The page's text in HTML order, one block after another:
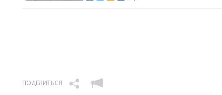
ПОДЕЛИТЬСЯ